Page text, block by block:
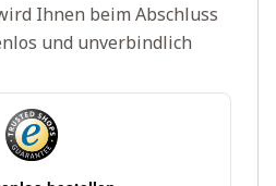
Ihnen beim Abschluss
und unverbindlich